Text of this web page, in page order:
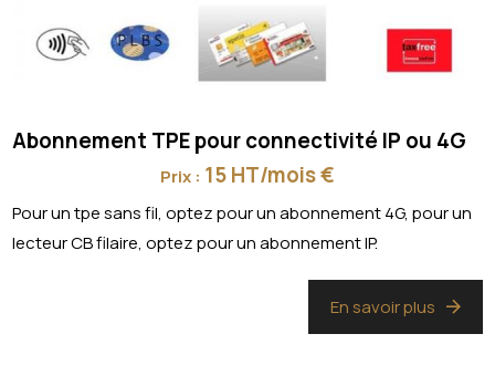
Abonnement TPE pour connectivité IP ou 4G
Prix : 15 HT/mois €
Pour un tpe sans fil, optez pour un abonnement 4G, pour un
lecteur CB filaire, optez pour un abonnement IP.
En savoir plus